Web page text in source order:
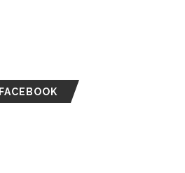
FACEBOOK